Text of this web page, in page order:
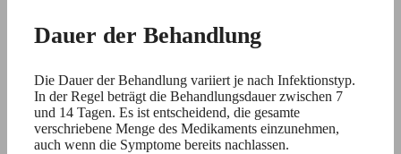
Dauer der Behandlung
Die Dauer der Behandlung variiert je nach Infektionstyp.
In der Regel beträgt die Behandlungsdauer zwischen 7
und 14 Tagen. Es ist entscheidend, die gesamte
verschriebene Menge des Medikaments einzunehmen,
auch wenn die Symptome bereits nachlassen.